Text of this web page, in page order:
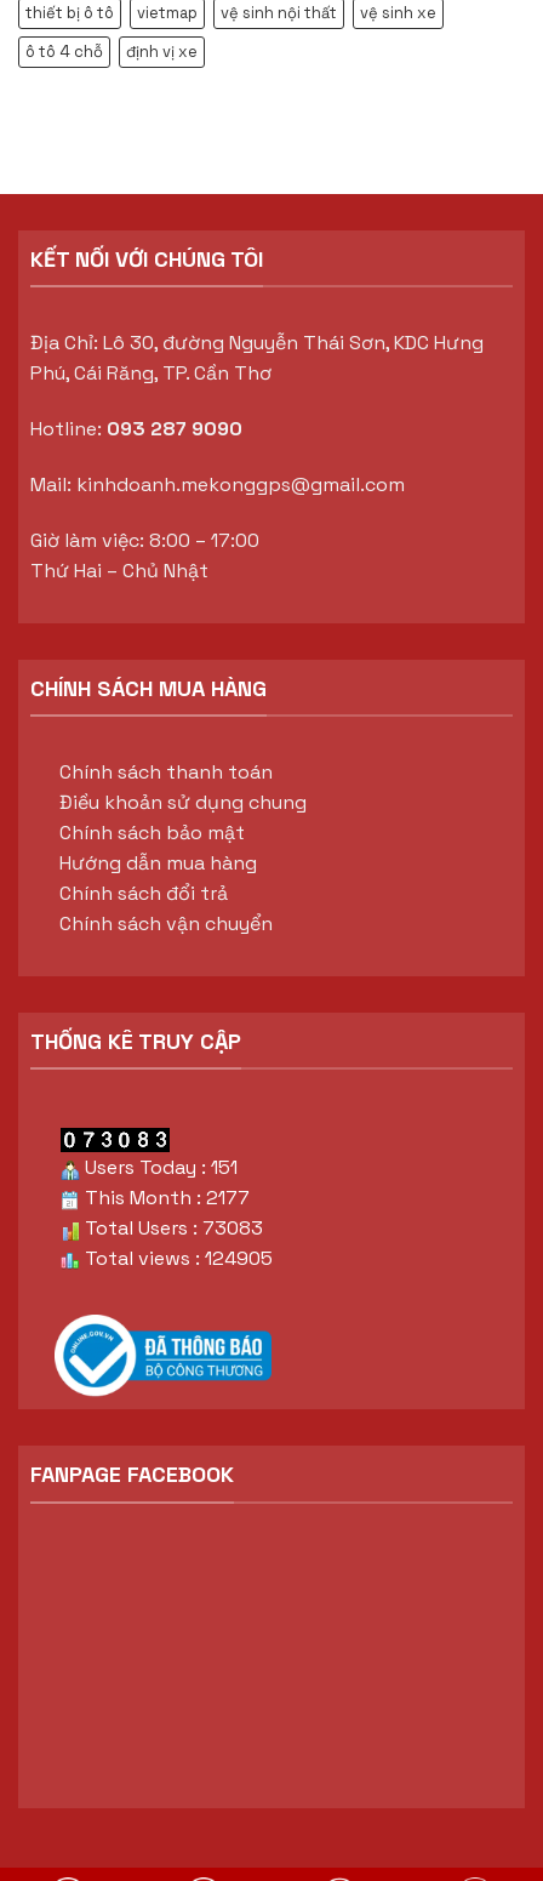
thiết bị ô tô
vietmap vệ sinh nội thất
vệ sinh xe
ô tô 4 chỗ
định vị xe
KẾT NỐI VỚI CHÚNG TÔI
Địa Chỉ: Lô 30, đường Nguyễn Thái Sơn, KDC Hưng
Phú, Cái Răng, TP. Cần Thơ
Hotline: 093 287 9090
Mail: kinhdoanh.mekonggps@gmail.com
Giờ làm việc: 8:00 – 17:00
Thứ Hai – Chủ Nhật
CHÍNH SÁCH MUA HÀNG
Chính sách thanh toán
Điều khoản sử dụng chung
Chính sách bảo mật
Hướng dẫn mua hàng
Chính sách đổi trả
Chính sách vận chuyển
THỐNG KÊ TRUY CẬP
Users Today : 151
This Month : 2177
Total Users : 73083
Total views : 124905
FANPAGE FACEBOOK